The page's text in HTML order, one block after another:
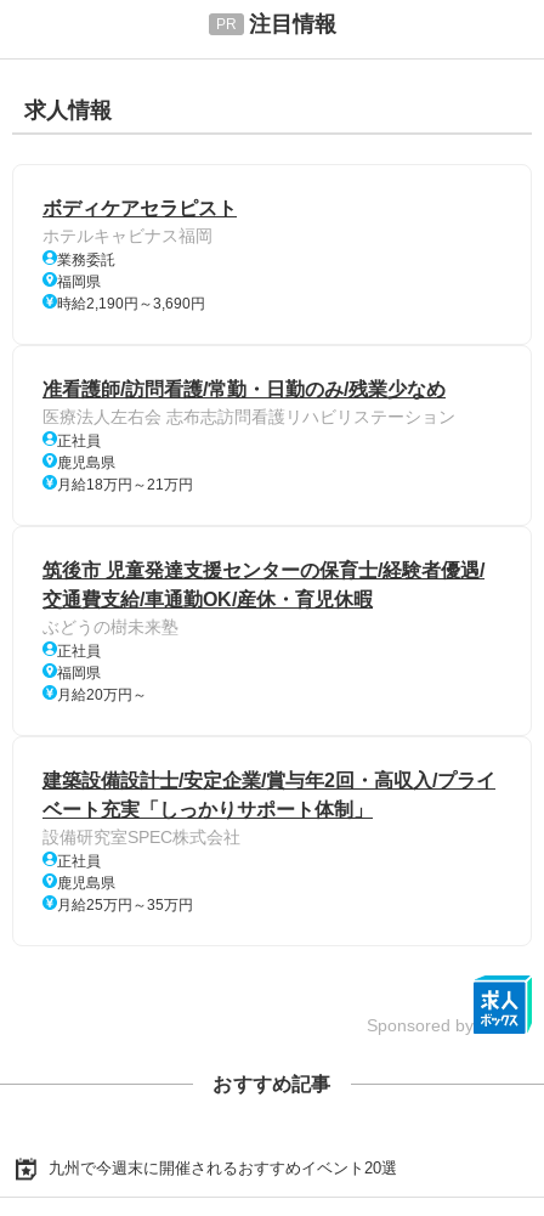
注目情報
求人情報
ボディケアセラピスト
ホテルキャビナス福岡
業務委託
福岡県
時給2,190円～3,690円
准看護師/訪問看護/常勤・日勤のみ/残業少なめ
医療法人左右会 志布志訪問看護リハビリステーション
正社員
鹿児島県
月給18万円～21万円
筑後市 児童発達支援センターの保育士/経験者優遇/
交通費支給/車通勤OK/産休・育児休暇
ぶどうの樹未来塾
正社員
福岡県
月給20万円～
建築設備設計士/安定企業/賞与年2回・高収入/プライ
ベート充実「しっかりサポート体制」
設備研究室SPEC株式会社
正社員
鹿児島県
月給25万円～35万円
Sponsored by
おすすめ記事
九州で今週末に開催されるおすすめイベント20選